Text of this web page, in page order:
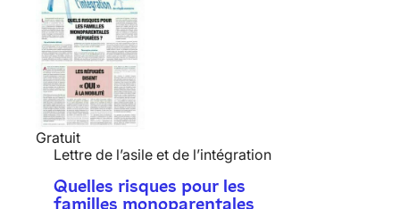
Gratuit
Lettre de l’asile et de l’intégration
Quelles risques pour les
familles monoparentales